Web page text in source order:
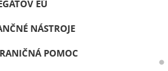
EÚ
NÁSTROJE
POMOC